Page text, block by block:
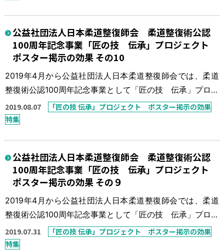
一度、骨折・脱臼の患者さんを接骨院に！」を一つの目標
に「匠の技 伝承」プロジェ […]
公益社団法人日本柔道整復師会 柔道整復術公認
100周年記念事業「匠の技 伝承」プロジェクト
ポスター掲示の効果 その10
2019年4月から公益社団法人日本柔道整復師会では、柔道
整復術公認100周年記念事業として「匠の技 伝承」プロジ
ェクトを実施している。 本来、柔道整復師の得意技は骨
折・脱臼の整復固定であったが、この30年間で柔道整復師
一度、骨折・脱臼の患者さんを接骨院に！」を一つの目標
に「匠の技 伝承」プロジェ […]
2019.08.07
「匠の技 伝承」プロジェクト ポスター掲示の効果
特集
公益社団法人日本柔道整復師会 柔道整復術公認
100周年記念事業「匠の技 伝承」プロジェクト
ポスター掲示の効果 その９
2019年4月から公益社団法人日本柔道整復師会では、柔道
整復術公認100周年記念事業として「匠の技 伝承」プロジ
ェクトを実施している。 本来、柔道整復師の得意技は骨
折・脱臼の整復固定であったが、この30年間で柔道整復師
2019.07.31
「匠の技 伝承」プロジェクト ポスター掲示の効果
特集